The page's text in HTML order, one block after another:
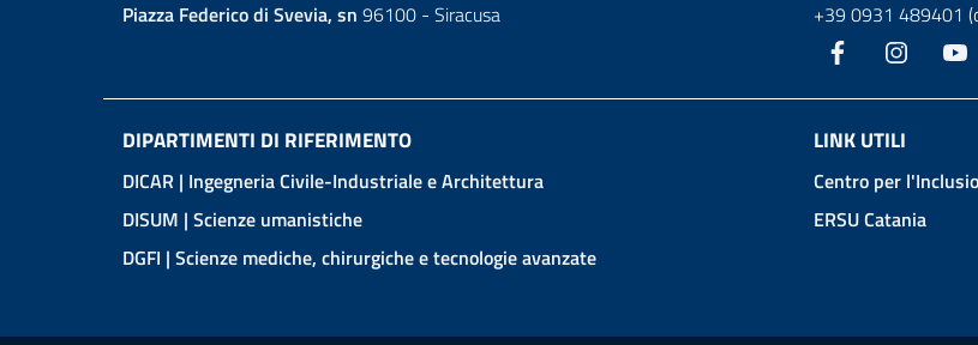
Piazza Federico di Svevia, sn 96100 - Siracusa
+39 0931 489401
Facebook Instagram
DIPARTIMENTI DI RIFERIMENTO
DICAR | Ingegneria Civile-Industriale e Architettura
DISUM | Scienze umanistiche
DGFI | Scienze mediche, chirurgiche e tecnologie avanzate
LINK UTILI
Centro per
ERSU Catania